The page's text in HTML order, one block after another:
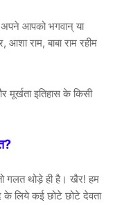
आपको भगवान् या
राम, बाबा राम रहीम
मूर्खता इतिहास के किसी
गलत थोड़े ही है। खैर! हम
के लिये कई छोटे छोटे देवता